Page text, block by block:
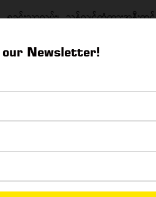
Newsletter!
ခင်းသာလမ်း၊ သန်လျင်တံတားအနီးတွင်